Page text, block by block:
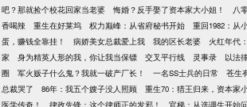
吧？那就捡个校花回家当老婆
悔婚？反手娶了资本家大小姐！
八
香喝辣
重生在好莱坞 权力巅峰：从省府秘书开始 重回1982：从
蛋，赚钱全靠挂！
病娇美女总裁爱上我 我的区长老婆
火红年代
家
身为精英人形的我，你让我当保镖 交叉平行线 灵事录 以法
圈
军火贩子什么鬼？我就一破产厂长！ 一名SS士兵的日常 苍生
总裁哭了
86年：我五个嫂子没人照顾 重生70：猎王归来，资本家
医学传奇！
律政先锋：这个律师正的发邪！ 官梯：从选调生开始